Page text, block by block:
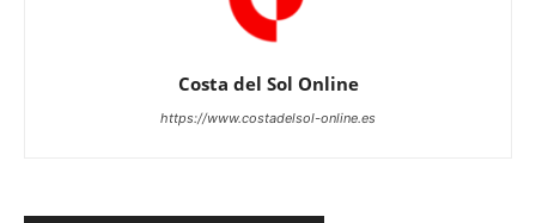
Costa del Sol Online
https://www.costadelsol-online.es